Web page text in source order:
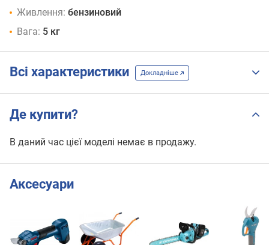
Живлення: бензиновий
Вага: 5 кг
Всі характеристики Докладніше
Де купити?
В даний час цієї моделі немає в продажу.
Аксесуари